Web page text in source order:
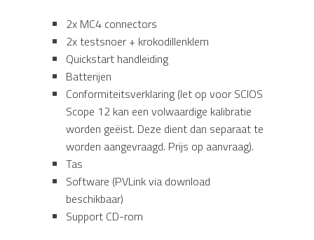
2x MC4 connectors
2x testsnoer + krokodillenklem
Quickstart handleiding
Batterijen
Conformiteitsverklaring (let op voor SCIOS
Scope 12 kan een volwaardige kalibratie
worden geëist. Deze dient dan separaat te
worden aangevraagd. Prijs op aanvraag).
Tas
Software (PVLink via download
beschikbaar)
Support CD-rom